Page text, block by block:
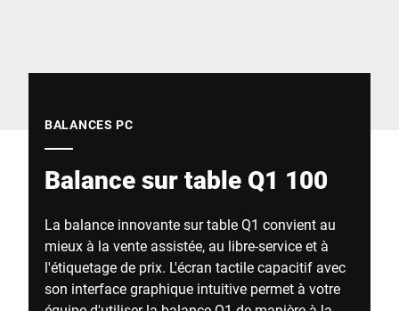
BALANCES PC
Balance sur table Q1 100
La balance innovante sur table Q1 convient au
mieux à la vente assistée, au libre-service et à
l'étiquetage de prix. L'écran tactile capacitif avec
son interface graphique intuitive permet à votre